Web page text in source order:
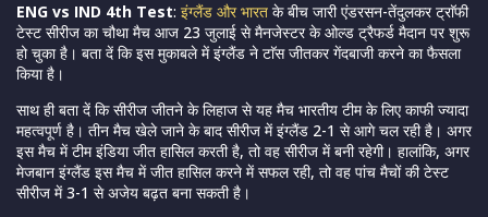
ENG vs IND 4th Test: इंग्लैंड और भारत के बीच जारी एंडरसन-तेंदुलकर ट्राॅफी
टेस्ट सीरीज का चौथा मैच आज 23 जुलाई से मैनजेस्टर के ओल्ड ट्रैफर्ड मैदान पर शुरू
हो चुका है। बता दें कि इस मुकाबले में इंग्लैंड ने टाॅस जीतकर गेंदबाजी करने का फैसला
किया है।
साथ ही बता दें कि सीरीज जीतने के लिहाज से यह मैच भारतीय टीम के लिए काफी ज्यादा
महत्वपूर्ण है। तीन मैच खेले जाने के बाद सीरीज में इंग्लैंड 2-1 से आगे चल रही है। अगर
इस मैच में टीम इंडिया जीत हासिल करती है, तो वह सीरीज में बनी रहेगी। हालांकि, अगर
मेजबान इंग्लैंड इस मैच में जीत हासिल करने में सफल रही, तो वह पांच मैचों की टेस्ट
सीरीज में 3-1 से अजेय बढ़त बना सकती है।